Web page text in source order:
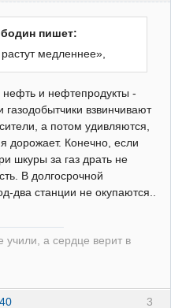
пишет:
медленнее»,
нефть и нефтепродукты -
взвинчивают
а потом удивляются,
дорожает. Конечно, если
шкуры за газ драть не
В долгосрочной
два станции не окупаются..
учили, а сердце верит в
3